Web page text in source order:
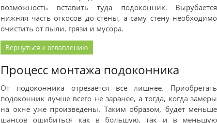
возможность вставить туда подоконник. Вырубается
нижняя часть откосов до стены, а саму стену необходимо
очистить от пыли, грязи и мусора.
Вернуться к оглавлению
Процесс монтажа подоконника
От подоконника отрезается все лишнее. Приобретать
подоконник лучше всего не заранее, а тогда, когда замеры
на окне уже произведены. Таким образом, будет меньше
шансов ошибиться как в большую, так и в меньшую